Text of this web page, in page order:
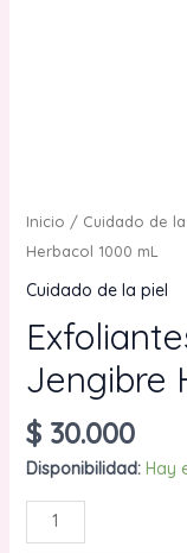
Inicio / Cuidado de
Herbacol 1000 mL
Cuidado de la piel
Jengibre
$30.000
Disponibilidad: Hay
Exfoliantes
de